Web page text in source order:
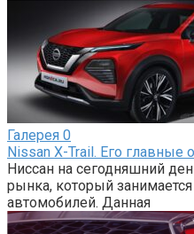
Галерея 0
Nissan X-Trail. Его главные
Ниссан на сегодняшний
рынка, который
автомобилей. Данная